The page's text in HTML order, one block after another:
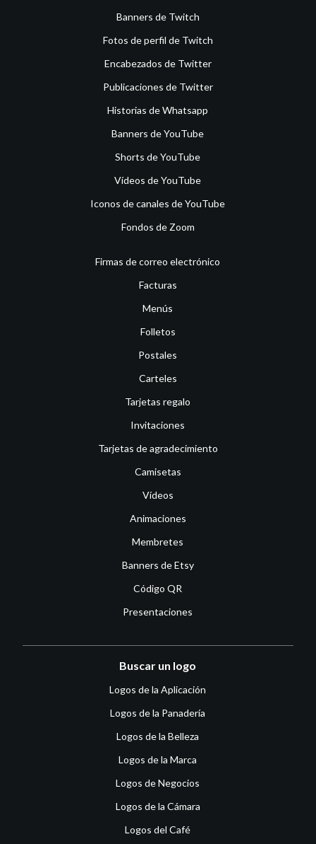
Banners de Twitch
Fotos de perfil de Twitch
Encabezados de Twitter
Publicaciones de Twitter
Historias de Whatsapp
Banners de YouTube
Shorts de YouTube
Vídeos de YouTube
Iconos de canales de YouTube
Fondos de Zoom
Firmas de correo electrónico
Facturas
Menús
Folletos
Postales
Carteles
Tarjetas regalo
Invitaciones
Tarjetas de agradecimiento
Camisetas
Vídeos
Animaciones
Membretes
Banners de Etsy
Código QR
Presentaciones
Buscar un logo
Logos de la Aplicación
Logos de la Panadería
Logos de la Belleza
Logos de la Marca
Logos de Negocios
Logos de la Cámara
Logos del Café